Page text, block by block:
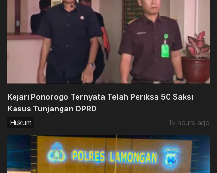
Kejari Ponorogo Ternyata Telah Periksa 50 Saksi
Kasus Tunjangan DPRD
Hukum 15 hours ago